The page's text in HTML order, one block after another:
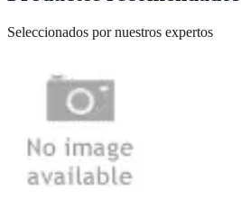
Seleccionados por nuestros expertos